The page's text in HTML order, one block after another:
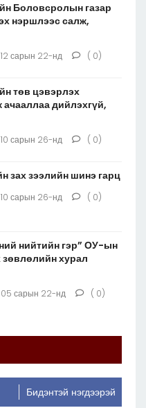
Боловсролын газар
нэршлээс салж,
сарын 22-нд ( 0)
төв цэвэрлэх
дийлэхгүй,
сарын 26-нд ( 0)
зах зээлийн шинэ гарц
сарын 26-нд ( 0)
нийтийн гэр” ОУ-ын
зөвлөлийн хурал
сарын 22-нд ( 0)
Бидэнтэй нэгдээрэй